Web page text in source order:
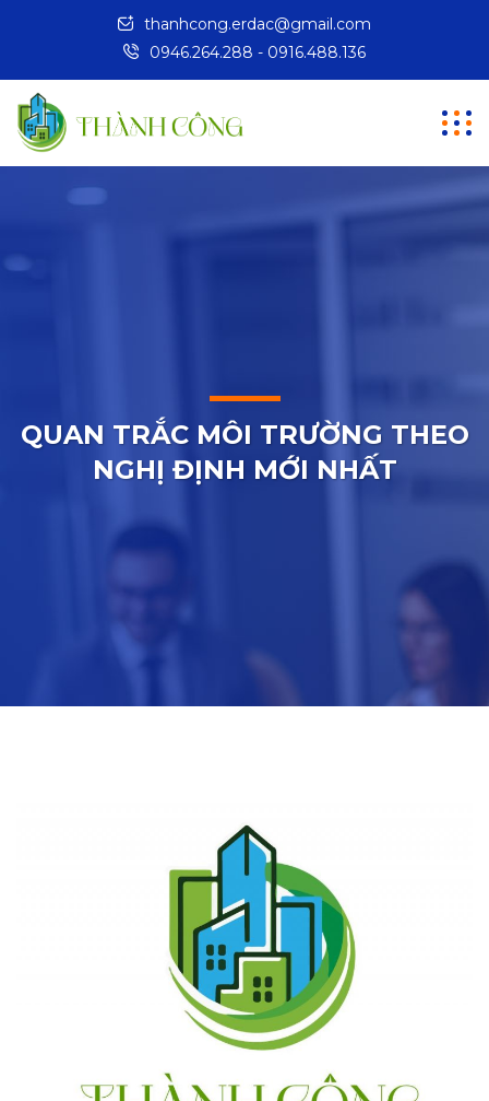
thanhcong.erdac@gmail.com
0946.264.288 - 0916.488.136
QUAN TRẮC MÔI TRƯỜNG THEO
NGHỊ ĐỊNH MỚI NHẤT